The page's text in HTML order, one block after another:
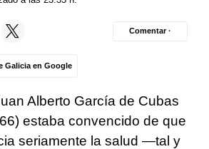
Galicia en Google
Comentar ·
Alberto García de Cubas
estaba convencido de que
seriamente la salud —tal y